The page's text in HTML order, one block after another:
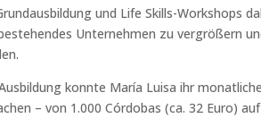
und Life Skills-Workshops
Unternehmen zu vergrößern
konnte María Luisa ihr
– von 1.000 Córdobas (ca. 32 Euro)